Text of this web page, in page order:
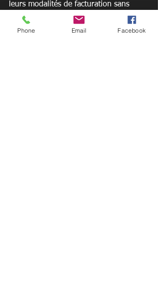
leurs modalités de facturation sans
détour. NEWFORM Sports Center Sàrl
emploie des massothérapeutes agréés
Phone Email Facebook